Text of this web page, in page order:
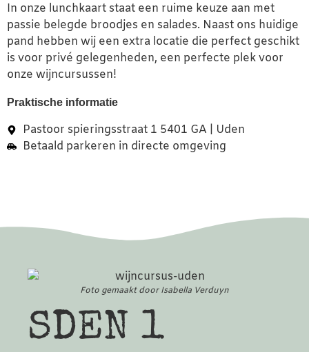
In onze lunchkaart staat een ruime keuze aan met
passie belegde broodjes en salades. Naast ons huidige
pand hebben wij een extra locatie die perfect geschikt
is voor privé gelegenheden, een perfecte plek voor
onze wijncursussen!
Praktische informatie
Pastoor spieringsstraat 1 5401 GA | Uden
Betaald parkeren in directe omgeving
SDEN 1
Foto gemaakt door Isabella Verduyn